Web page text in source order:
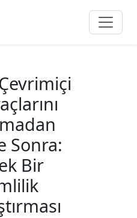
Sonra:
Bir